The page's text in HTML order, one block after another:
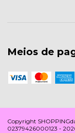
Meios de
Copyright
02379426000123 -